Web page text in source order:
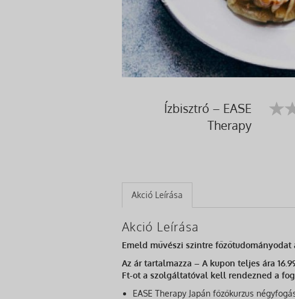
Ízbisztró – EASE
Therapy
Akció Leírása
Akció Leírása
Emeld művészi szintre főzőtudományodat
Az ár tartalmazza – A kupon teljes ára
Ft-ot a szolgáltatóval kell rendezned a
EASE Therapy Japán főzőkurzus